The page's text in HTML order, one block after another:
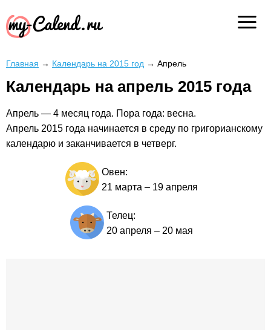
Главная → Календарь на 2015 год → Апрель
Календарь на апрель 2015 года
Апрель — 4 месяц года. Пора года: весна.
Апрель 2015 года начинается в среду по григорианскому
календарю и заканчивается в четверг.
Овен:
21 марта – 19 апреля
Телец:
20 апреля – 20 мая